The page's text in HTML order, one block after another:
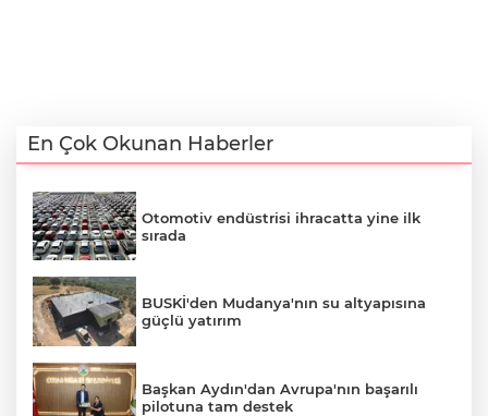
En Çok Okunan Haberler
Otomotiv endüstrisi ihracatta yine ilk
sırada
BUSKİ'den Mudanya'nın su altyapısına
güçlü yatırım
Başkan Aydın'dan Avrupa'nın başarılı
pilotuna tam destek